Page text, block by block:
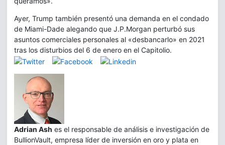
Ayer, Trump también presentó una demanda en el condado
de Miami-Dade alegando que J.P.Morgan perturbó sus
asuntos comerciales personales al «desbancarlo» en 2021
tras los disturbios del 6 de enero en el Capitolio.
Adrian Ash es el responsable de análisis e investigación de
BullionVault, empresa líder de inversión en oro y plata en